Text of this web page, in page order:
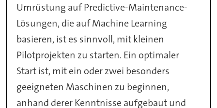
Umrüstung auf Predictive-Maintenance-
Lösungen, die auf Machine Learning
basieren, ist es sinnvoll, mit kleinen
Pilotprojekten zu starten. Ein optimaler
Start ist, mit ein oder zwei besonders
geeigneten Maschinen zu beginnen,
anhand derer Kenntnisse aufgebaut und